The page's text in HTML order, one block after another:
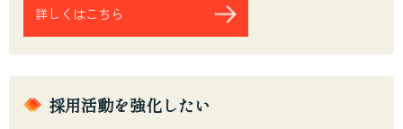
詳しくはこちら
採用活動を強化したい